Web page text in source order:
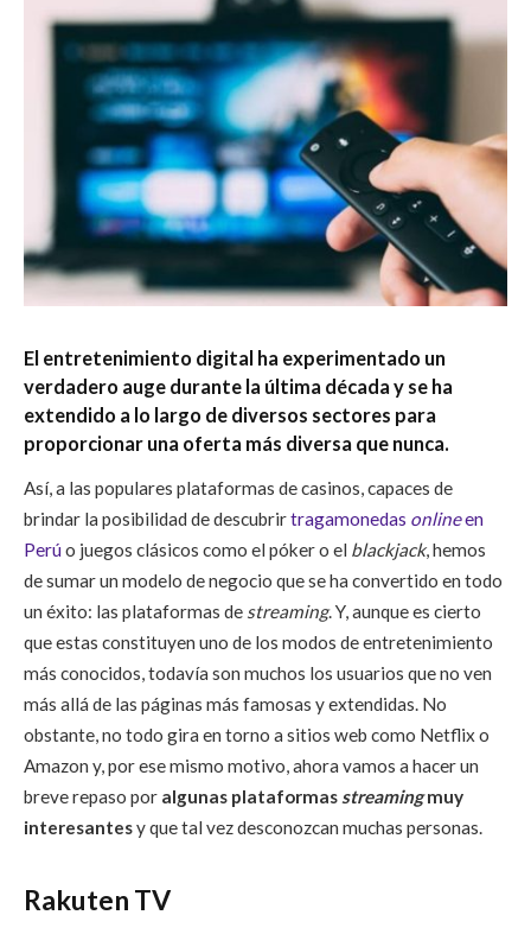
El entretenimiento digital ha experimentado un
verdadero auge durante la última década y se ha
extendido a lo largo de diversos sectores para
proporcionar una oferta más diversa que nunca.
Así, a las populares plataformas de casinos, capaces de
brindar la posibilidad de descubrirtragamonedas onlineen
Perúo juegos clásicos como el póker o el blackjack, hemos
de sumar un modelo de negocio que se ha convertido en todo
un éxito: las plataformas de streaming. Y, aunque es cierto
que estas constituyen uno de los modos de entretenimiento
más conocidos, todavía son muchos los usuarios que no ven
más allá de las páginas más famosas y extendidas. No
obstante, no todo gira en torno a sitios web como Netflix o
Amazon y, por ese mismo motivo, ahora vamos a hacer un
breve repaso por algunas plataformas streamingmuy
interesantesy que tal vez desconozcan muchas personas.
Rakuten TV